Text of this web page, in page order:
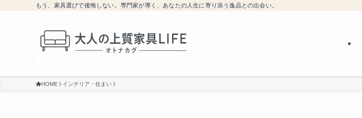
もう、家具選びで後悔しない。専門家が導く、あなたの人生に寄り添う逸品との出会い。
HOME インテリア・住まい